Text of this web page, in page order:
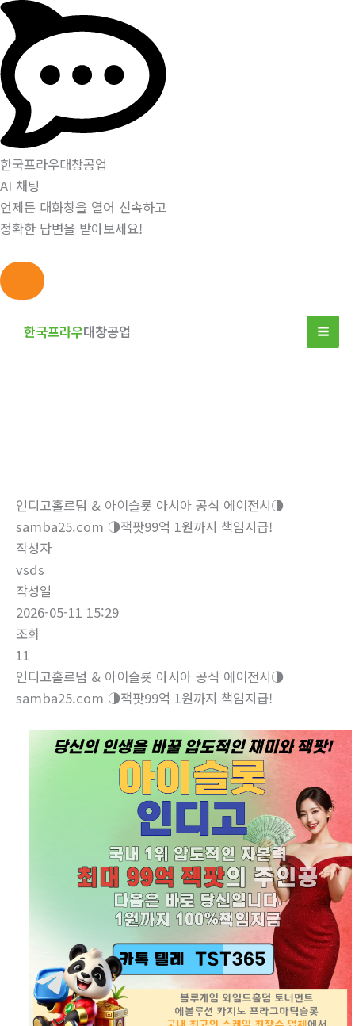
한국프라우대창공업
AI 채팅
언제든 대화창을 열어 신속하고
정확한 답변을 받아보세요!
한국프라우대창공업
인디­고홀르덤 & 아이슬룟 아시아 공식 에이전시◑
samba25.com ◑잭­팟99억 1원까지 책임지급!
작성자
vsds
작성일
2026-05-11 15:29
조회
11
인디­고홀르덤 & 아이슬룟 아시아 공식 에이전시◑
samba25.com ◑잭­팟99억 1원까지 책임지급!